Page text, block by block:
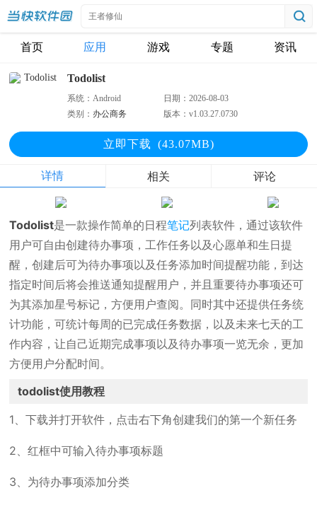
首页 应用 游戏 专题 资讯
Todolist
系统：Android 日期：2026-08-03
类别： 办公商务 版本：v1.03.27.0730
立即下载 (43.07MB)
详情 相关 评论
Todolist是一款操作简单的日程笔记列表软件，通过该软件
用户可自由创建待办事项，工作任务以及心愿单和生日提
醒，创建后可为待办事项以及任务添加时间提醒功能，到达
指定时间后将会推送通知提醒用户，并且重要待办事项还可
为其添加星号标记，方便用户查阅。同时其中还提供任务统
计功能，可统计每周的已完成任务数据，以及未来七天的工
作内容，让自己近期完成事项以及待办事项一览无余，更加
方便用户分配时间。
todolist使用教程
1、下载并打开软件，点击右下角创建我们的第一个新任务
2、红框中可输入待办事项标题
3、为待办事项添加分类